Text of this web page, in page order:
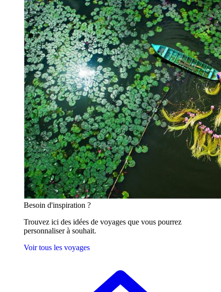
Besoin d'inspiration ?
Trouvez ici des idées de voyages que vous pourrez
personnaliser à souhait.
Voir tous les voyages